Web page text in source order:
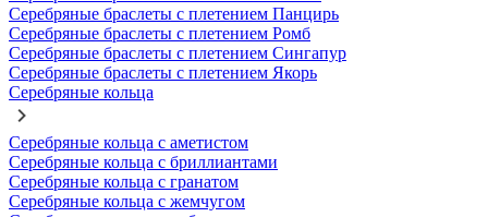
Серебряные браслеты с плетением Панцирь
Серебряные браслеты с плетением Ромб
Серебряные браслеты с плетением Сингапур
Серебряные браслеты с плетением Якорь
Серебряные кольца
Серебряные кольца с аметистом
Серебряные кольца с бриллиантами
Серебряные кольца с гранатом
Серебряные кольца с жемчугом